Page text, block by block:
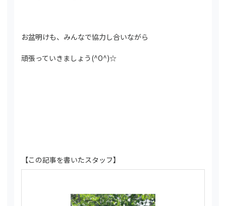
お盆明けも、みんなで協力し合いながら
頑張っていきましょう(^O^)☆
【この記事を書いたスタッフ】